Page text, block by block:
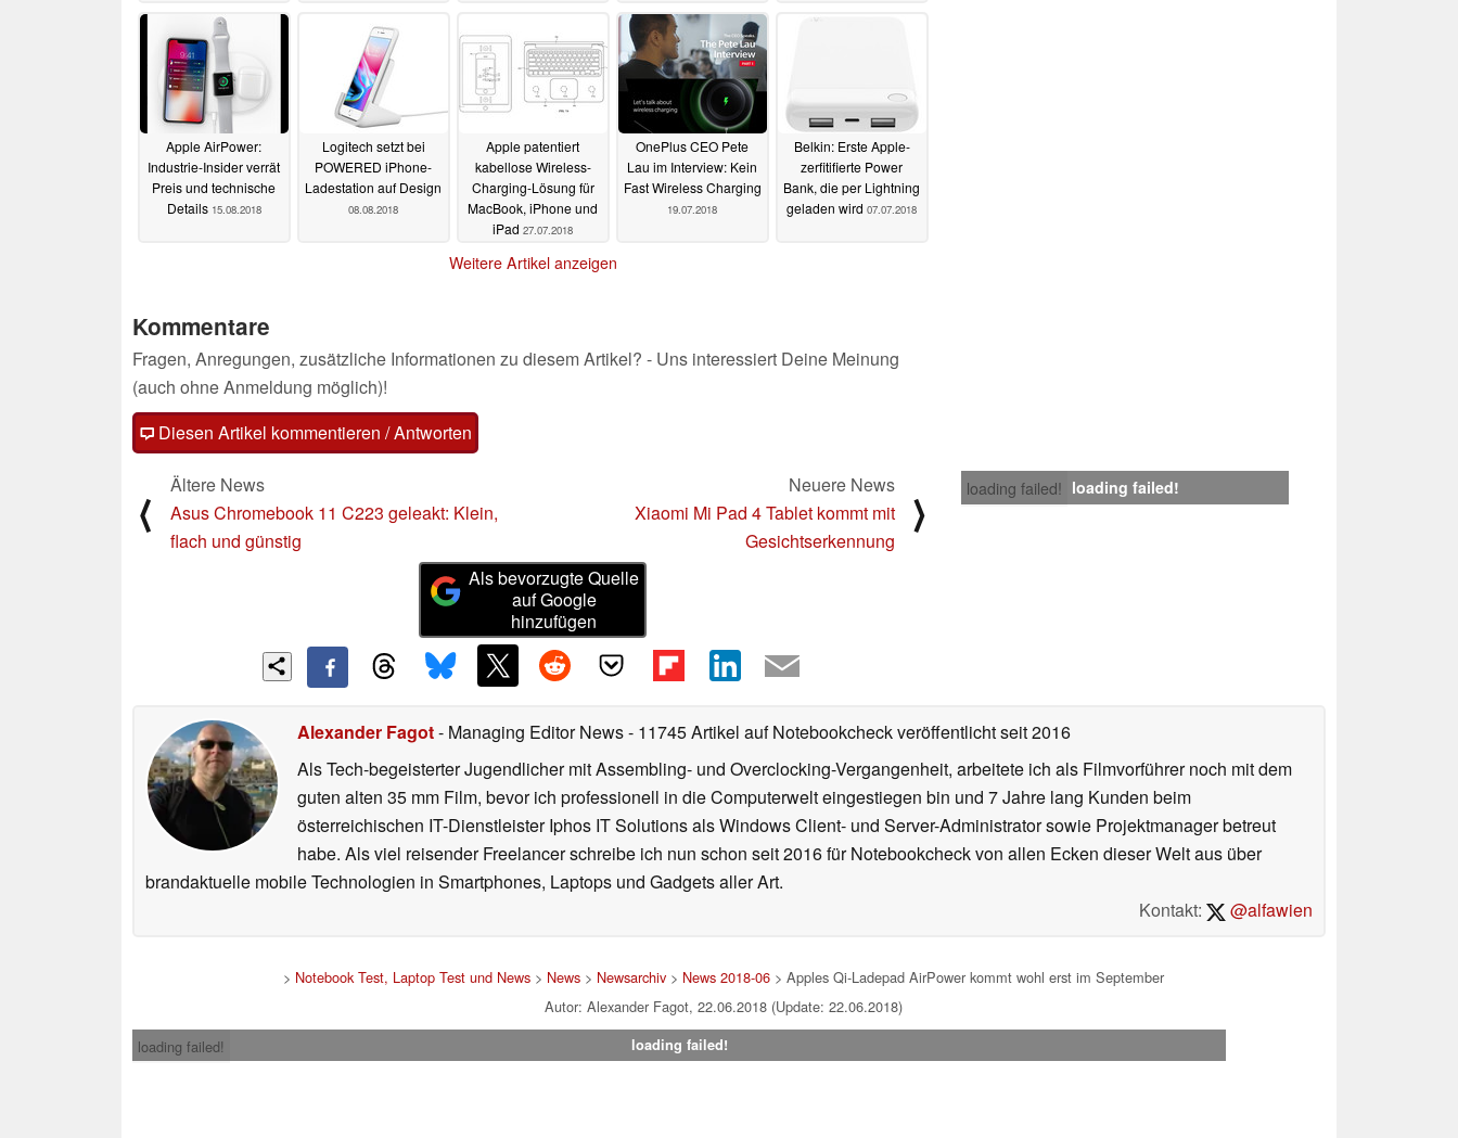
Apple AirPower:
Industrie-Insider verrät
Preis und technische
Details 15.08.2018
Logitech setzt bei
POWERED iPhone-
Ladestation auf Design
08.08.2018
Apple patentiert
kabellose Wireless-
Charging-Lösung für
MacBook, iPhone und
iPad 27.07.2018
OnePlus CEO Pete
Lau im Interview: Kein
Fast Wireless Charging
19.07.2018
Belkin: Erste Apple-
zerfitifierte Power
Bank, die per Lightning
geladen wird 07.07.2018
Weitere Artikel anzeigen
Kommentare
Fragen, Anregungen, zusätzliche Informationen zu diesem Artikel? - Uns interessiert Deine Meinung
(auch ohne Anmeldung möglich)!
Diesen Artikel kommentieren / Antworten
loading failed! loading failed!
⟨
Ältere News
Asus Chromebook 11 C223 geleakt: Klein,
flach und günstig
Neuere News
Xiaomi Mi Pad 4 Tablet kommt mit
Gesichtserkennung
⟩
Als bevorzugte Quelle
auf Google
hinzufügen
Alexander Fagot- Managing Editor News- 11745 Artikel auf Notebookcheck veröffentlichtseit 2016
Als Tech-begeisterter Jugendlicher mit Assembling- und Overclocking-Vergangenheit, arbeitete ich als Filmvorführer noch mit dem
guten alten 35 mm Film, bevor ich professionell in die Computerwelt eingestiegen bin und 7 Jahre lang Kunden beim
österreichischen IT-Dienstleister Iphos IT Solutions als Windows Client- und Server-Administrator sowie Projektmanager betreut
habe. Als viel reisender Freelancer schreibe ich nun schon seit 2016 für Notebookcheck von allen Ecken dieser Welt aus über
brandaktuelle mobile Technologien in Smartphones, Laptops und Gadgets aller Art.
Kontakt:
@alfawien
> Notebook Test, Laptop Test und News > News > Newsarchiv > News 2018-06 > Apples Qi-Ladepad AirPower kommt wohl erst im September
Autor: Alexander Fagot, 22.06.2018 (Update: 22.06.2018)
loading failed!
loading failed!